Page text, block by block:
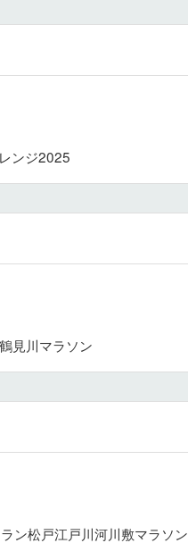
ンジ2025
見川マラソン
ン松戸江戸川河川敷マラソン